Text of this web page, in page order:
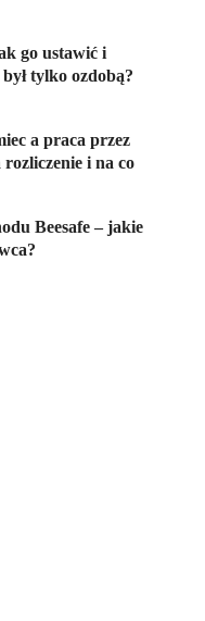
go ustawić i
tylko ozdobą?
a praca przez
i na co
Beesafe – jakie